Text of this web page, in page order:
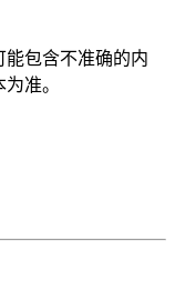
包含不准确的内
准。